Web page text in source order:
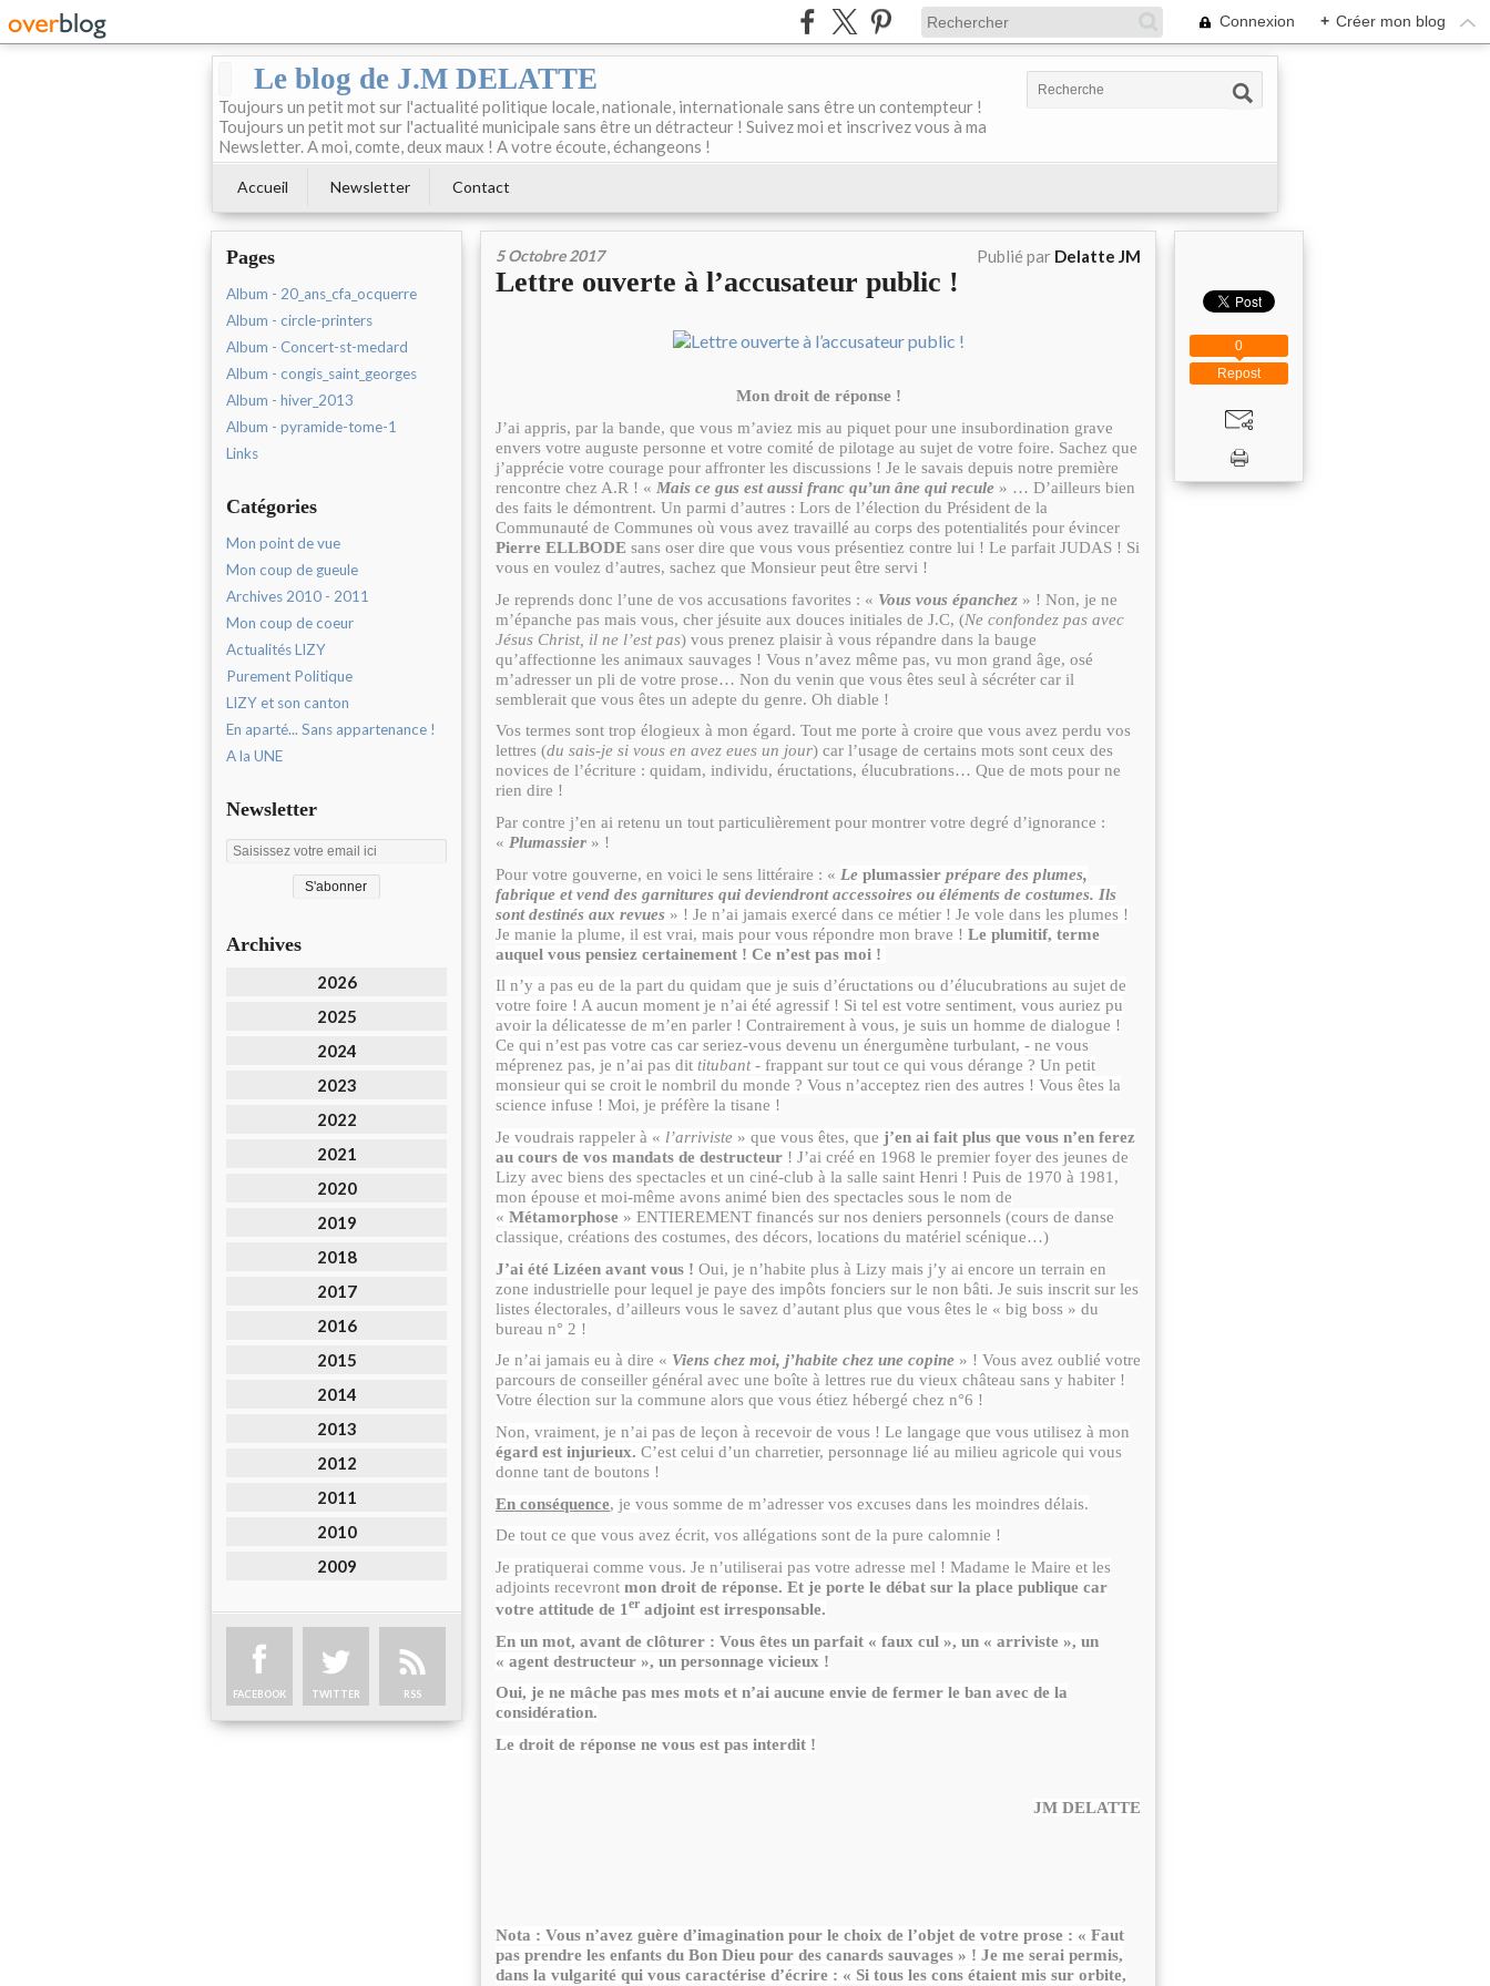
Connexion + Créer mon blog
Le blog de J.M DELATTE
Toujours un petit mot sur l'actualité politique locale, nationale, internationale sans être un contempteur !
Toujours un petit mot sur l'actualité municipale sans être un détracteur ! Suivez moi et inscrivez vous à ma
Newsletter. A moi, comte, deux maux ! A votre écoute, échangeons !
Accueil Newsletter Contact
Pages
Album - 20_ans_cfa_ocquerre
Album - circle-printers
Album - Concert-st-medard
Album - congis_saint_georges
Album - hiver_2013
Album - pyramide-tome-1
Links
Catégories
Mon point de vue
Mon coup de gueule
Archives 2010 - 2011
Mon coup de coeur
Actualités LIZY
Purement Politique
LIZY et son canton
En aparté... Sans appartenance !
A la UNE
Newsletter
Archives
2026
2025
2024
2023
2022
2021
2020
2019
2018
2017
2016
2015
2014
2013
2012
2011
2010
2009
FACEBOOK TWITTER RSS
5 Octobre 2017 Publié par Delatte JM
Lettre ouverte à l’accusateur public !
Mon droit de réponse !
J’ai appris, par la bande, que vous m’aviez mis au piquet pour une insubordination grave
envers votre auguste personne et votre comité de pilotage au sujet de votre foire. Sachez que
j’apprécie votre courage pour affronter les discussions ! Je le savais depuis notre première
rencontre chez A.R ! « Mais ce gus est aussi franc qu’un âne qui recule » … D’ailleurs bien
des faits le démontrent. Un parmi d’autres : Lors de l’élection du Président de la
Communauté de Communes où vous avez travaillé au corps des potentialités pour évincer
Pierre ELLBODE sans oser dire que vous vous présentiez contre lui ! Le parfait JUDAS ! Si
vous en voulez d’autres, sachez que Monsieur peut être servi !
Je reprends donc l’une de vos accusations favorites : « Vous vous épanchez » ! Non, je ne
m’épanche pas mais vous, cher jésuite aux douces initiales de J.C, (Ne confondez pas avec
Jésus Christ, il ne l’est pas) vous prenez plaisir à vous répandre dans la bauge
qu’affectionne les animaux sauvages ! Vous n’avez même pas, vu mon grand âge, osé
m’adresser un pli de votre prose… Non du venin que vous êtes seul à sécréter car il
semblerait que vous êtes un adepte du genre. Oh diable !
Vos termes sont trop élogieux à mon égard. Tout me porte à croire que vous avez perdu vos
lettres (du sais-je si vous en avez eues un jour) car l’usage de certains mots sont ceux des
novices de l’écriture : quidam, individu, éructations, élucubrations… Que de mots pour ne
rien dire !
Par contre j’en ai retenu un tout particulièrement pour montrer votre degré d’ignorance :
« Plumassier » !
Pour votre gouverne, en voici le sens littéraire : « Le plumassier prépare des plumes,
fabrique et vend des garnitures qui deviendront accessoires ou éléments de costumes. Ils
sont destinés aux revues » ! Je n’ai jamais exercé dans ce métier ! Je vole dans les plumes !
Je manie la plume, il est vrai, mais pour vous répondre mon brave ! Le plumitif, terme
auquel vous pensiez certainement ! Ce n’est pas moi !
Il n’y a pas eu de la part du quidam que je suis d’éructations ou d’élucubrations au sujet de
votre foire ! A aucun moment je n’ai été agressif ! Si tel est votre sentiment, vous auriez pu
avoir la délicatesse de m’en parler ! Contrairement à vous, je suis un homme de dialogue !
Ce qui n’est pas votre cas car seriez-vous devenu un énergumène turbulant, - ne vous
méprenez pas, je n’ai pas dit titubant- frappant sur tout ce qui vous dérange ? Un petit
monsieur qui se croit le nombril du monde ? Vous n’acceptez rien des autres ! Vous êtes la
science infuse ! Moi, je préfère la tisane !
Je voudrais rappeler à « l’arriviste » que vous êtes, que j’en ai fait plus que vous n’en ferez
au cours de vos mandats de destructeur ! J’ai créé en 1968 le premier foyer des jeunes de
Lizy avec biens des spectacles et un ciné-club à la salle saint Henri ! Puis de 1970 à 1981,
mon épouse et moi-même avons animé bien des spectacles sous le nom de
« Métamorphose » ENTIEREMENT financés sur nos deniers personnels (cours de danse
classique, créations des costumes, des décors, locations du matériel scénique…)
J’ai été Lizéen avant vous ! Oui, je n’habite plus à Lizy mais j’y ai encore un terrain en
zone industrielle pour lequel je paye des impôts fonciers sur le non bâti. Je suis inscrit sur les
listes électorales, d’ailleurs vous le savez d’autant plus que vous êtes le « big boss » du
bureau n° 2 !
Je n’ai jamais eu à dire « Viens chez moi, j’habite chez une copine » ! Vous avez oublié votre
parcours de conseiller général avec une boîte à lettres rue du vieux château sans y habiter !
Votre élection sur la commune alors que vous étiez hébergé chez n°6 !
Non, vraiment, je n’ai pas de leçon à recevoir de vous ! Le langage que vous utilisez à mon
égard est injurieux. C’est celui d’un charretier, personnage lié au milieu agricole qui vous
donne tant de boutons !
En conséquence, je vous somme de m’adresser vos excuses dans les moindres délais.
De tout ce que vous avez écrit, vos allégations sont de la pure calomnie !
Je pratiquerai comme vous. Je n’utiliserai pas votre adresse mel ! Madame le Maire et les
adjoints recevront mon droit de réponse. Et je porte le débat sur la place publique car
votre attitude de 1 er adjoint est irresponsable.
En un mot, avant de clôturer : Vous êtes un parfait « faux cul », un « arriviste », un
« agent destructeur », un personnage vicieux !
Oui, je ne mâche pas mes mots et n’ai aucune envie de fermer le ban avec de la
considération.
Le droit de réponse ne vous est pas interdit !
JM DELATTE
Nota : Vous n’avez guère d’imagination pour le choix de l’objet de votre prose : « Faut
pas prendre les enfants du Bon Dieu pour des canards sauvages » ! Je me serai permis,
dans la vulgarité qui vous caractérise d’écrire : « Si tous les cons étaient mis sur orbite,
Repost
0